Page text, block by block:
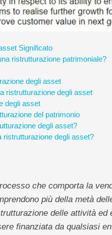
Significato
ristrutturazione patrimoniale?
degli asset
ristrutturazione degli asset
degli asset
del patrimonio
degli asset?
ristrutturazione degli asset?
che comporta la
più della metà
delle attività ed
finanziata da qualsiasi